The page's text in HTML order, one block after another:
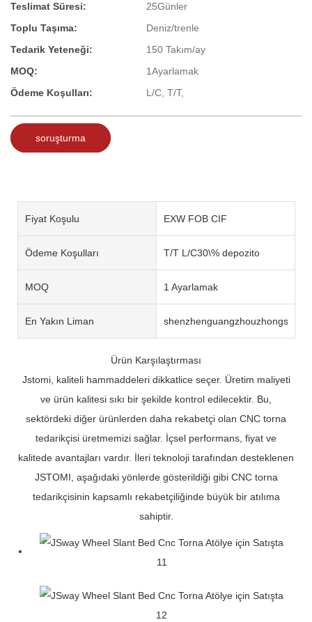
Teslimat Süresi:
25Günler
Toplu Taşıma:
Deniz/trenle
Tedarik Yeteneği:
150 Takım/ay
MOQ:
1Ayarlamak
Ödeme Koşulları:
L/C, T/T,
soruşturma
Fiyat Koşulu EXW FOB CIF
Ödeme Koşulları T/T L/C30\% depozito
MOQ 1 Ayarlamak
En Yakın Liman shenzhenguangzhouzhongshan
Ürün Karşılaştırması
Jstomi, kaliteli hammaddeleri dikkatlice seçer. Üretim maliyeti
ve ürün kalitesi sıkı bir şekilde kontrol edilecektir. Bu,
sektördeki diğer ürünlerden daha rekabetçi olan CNC torna
tedarikçisi üretmemizi sağlar. İçsel performans, fiyat ve
kalitede avantajları vardır. İleri teknoloji tarafından desteklenen
JSTOMI, aşağıdaki yönlerde gösterildiği gibi CNC torna
tedarikçisinin kapsamlı rekabetçiliğinde büyük bir atılıma
sahiptir.